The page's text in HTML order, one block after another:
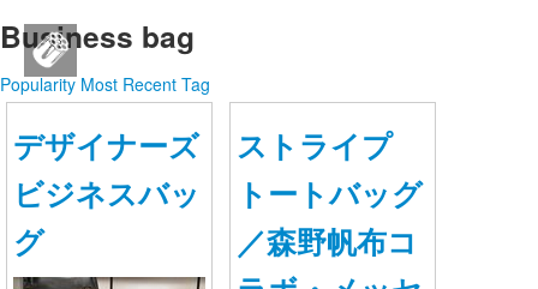
ログイン
新規登録
ストリーム
HOT
その他
Business bag
Popularity Most Recent Tag
デザイナーズ
ビジネスバッ
グ
ストライプ
トートバッグ
／森野帆布コ